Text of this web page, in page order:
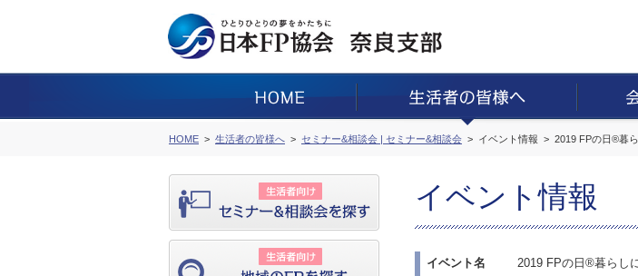
HOME 生活者の皆様へ セミナー&相談会 | セミナー&相談会 イベント情報 2019 FPの日®暮
イベント情報
イベント名 2019 FPの日®暮らし